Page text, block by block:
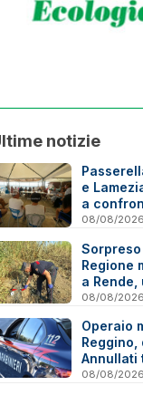
notizie
e
a
e tempi
08/08/2026
Regione
a
08/08/
Operaio
Annullati
paese
08/08/2026